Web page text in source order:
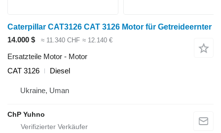
Caterpillar CAT3126 CAT 3126 Motor für Getreideernter
14.000 $
≈ 11.340 CHF ≈ 12.140 €
Ersatzteile Motor - Motor
CAT 3126
Diesel
Ukraine, Uman
ChP Yuhno